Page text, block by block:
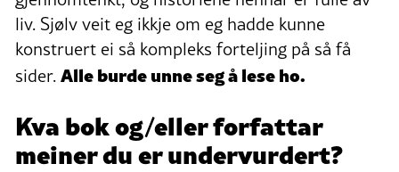
liv. Sjølv veit eg ikkje om eg hadde kunne
konstruert ei så kompleks forteljing på så få
sider.Alle burde unne seg å lese ho.
Kva bok og/eller forfattar
meiner du er undervurdert?